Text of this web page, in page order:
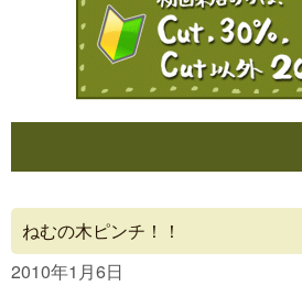
Concept
ねむの木ピンチ！！
2010年1月6日